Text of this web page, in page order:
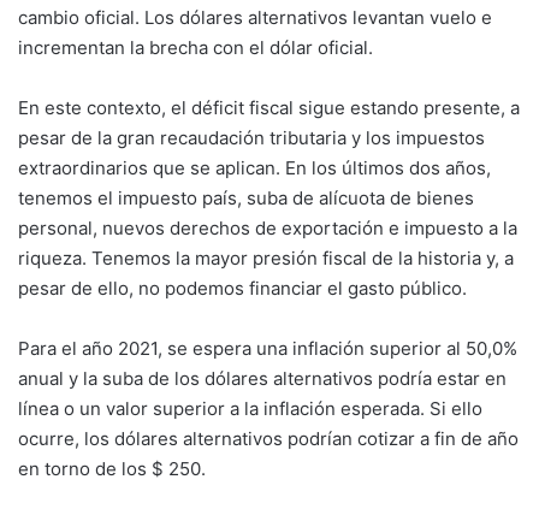
cambio oficial. Los dólares alternativos levantan vuelo e
incrementan la brecha con el dólar oficial.
En este contexto, el déficit fiscal sigue estando presente, a
pesar de la gran recaudación tributaria y los impuestos
extraordinarios que se aplican. En los últimos dos años,
tenemos el impuesto país, suba de alícuota de bienes
personal, nuevos derechos de exportación e impuesto a la
riqueza. Tenemos la mayor presión fiscal de la historia y, a
pesar de ello, no podemos financiar el gasto público.
Para el año 2021, se espera una inflación superior al 50,0%
anual y la suba de los dólares alternativos podría estar en
línea o un valor superior a la inflación esperada. Si ello
ocurre, los dólares alternativos podrían cotizar a fin de año
en torno de los $ 250.